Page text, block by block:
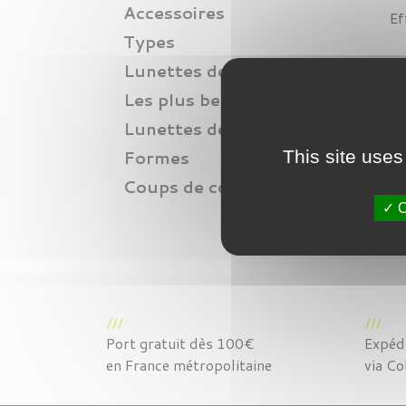
Accessoires
Types
Lunettes de soleil
Les plus belles lunettes
Lunettes de vue
Formes
Coups de coeur
Port gratuit dès 100€
en France métropolitaine
via
This site